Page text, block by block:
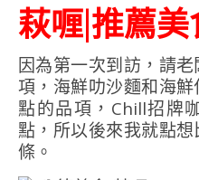
萩喱|推薦美
因為第一次到訪，請
項，海鮮叻沙麵和海
點的品項，Chill招牌
點，所以後來我就點
條。